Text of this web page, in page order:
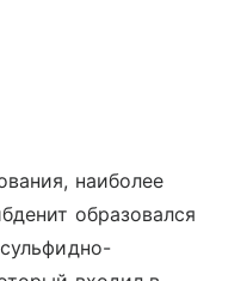
наиболее
образовался